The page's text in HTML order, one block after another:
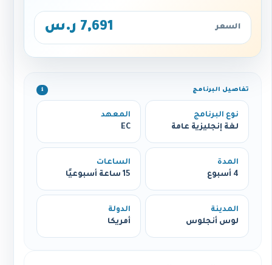
السعر 7,691 ر.س
تفاصيل البرنامج ℹ️
نوع البرنامج
لغة إنجليزية عامة
المعهد
EC
المدة
4 أسبوع
الساعات
15 ساعة أسبوعيًا
المدينة
لوس أنجلوس
الدولة
أمريكا